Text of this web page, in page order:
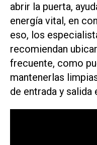
abrir la puerta,
energía vital, en
eso, los
recomiendan
frecuente, como
mantenerlas
de entrada y salida